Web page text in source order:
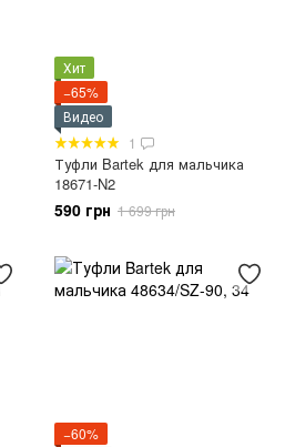
Хит
−65%
Видео
1
Туфли Bartek для мальчика
18671-N2
590 грн 1 699 грн
−60%